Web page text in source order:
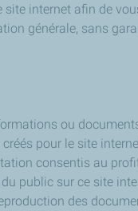
site internet afin de
générale, sans
ou
pour le site
consentis au
public sur ce site
des